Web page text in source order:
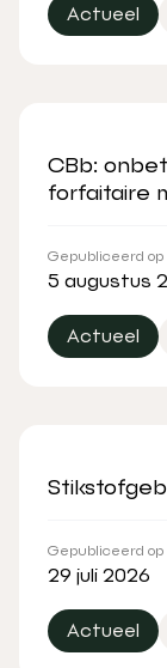
Actueel
CBb:
forfaitaire
Gepubliceerd op
5 augustus
Actueel
Gepubliceerd op
29 juli 2026
Actueel